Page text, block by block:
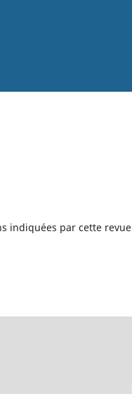
indiquées par cette revue